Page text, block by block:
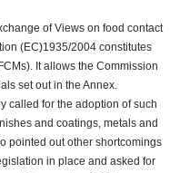
of Views on food contact
(EC)1935/2004 constitutes
It allows the Commission
set out in the Annex.
called for the adoption of such
and coatings, metals and
pointed out other shortcomings
in place and asked for